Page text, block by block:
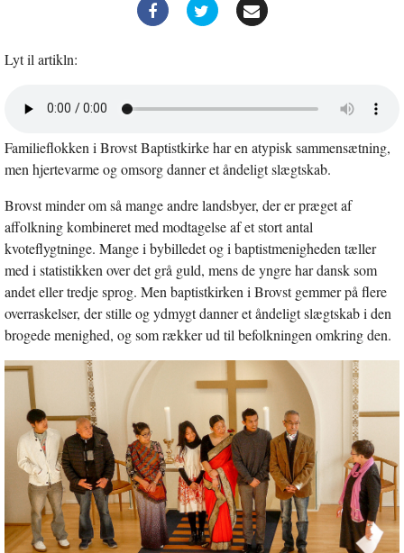
Lyt il artikln:
nyt
vindue
Familieflokken i Brovst Baptistkirke har en atypisk sammensætning,
men hjertevarme og omsorg danner et åndeligt slægtskab.
Brovst minder om så mange andre landsbyer, der er præget af
affolkning kombineret med modtagelse af et stort antal
kvoteflygtninge. Mange i bybilledet og i baptistmenigheden tæller
med i statistikken over det grå guld, mens de yngre har dansk som
andet eller tredje sprog. Men baptistkirken i Brovst gemmer på flere
overraskelser, der stille og ydmygt danner et åndeligt slægtskab i den
brogede menighed, og som rækker ud til befolkningen omkring den.